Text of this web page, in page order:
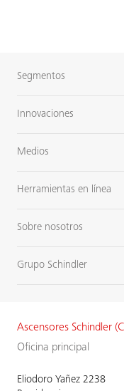
Segmentos
Innovaciones
Medios
Herramientas en línea
Sobre nosotros
Grupo Schindler
Ascensores Schindler
Oficina principal
Eliodoro Yañez 2238